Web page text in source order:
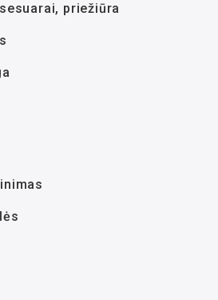
priežiūra